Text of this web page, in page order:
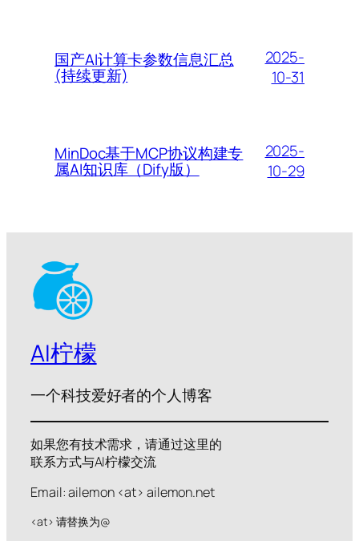
国产AI计算卡参数信息汇总
(持续更新)
2025-
10-31
MinDoc基于MCP协议构建专
属AI知识库（Dify版）
2025-
10-29
AI柠檬
一个科技爱好者的个人博客
如果您有技术需求，请通过这里的
联系方式与AI柠檬交流
Email: ailemon <at> ailemon.net
<at> 请替换为@